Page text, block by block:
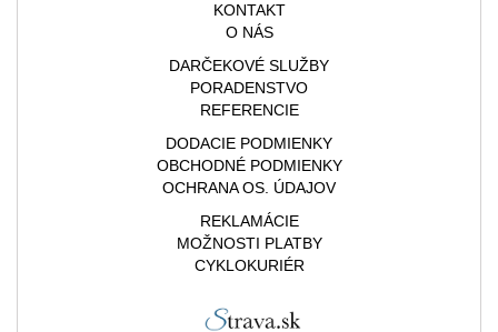
KONTAKT
O NÁS
DARČEKOVÉ SLUŽBY
PORADENSTVO
REFERENCIE
DODACIE PODMIENKY
OBCHODNÉ PODMIENKY
OCHRANA OS. ÚDAJOV
REKLAMÁCIE
MOŽNOSTI PLATBY
CYKLOKURIÉR